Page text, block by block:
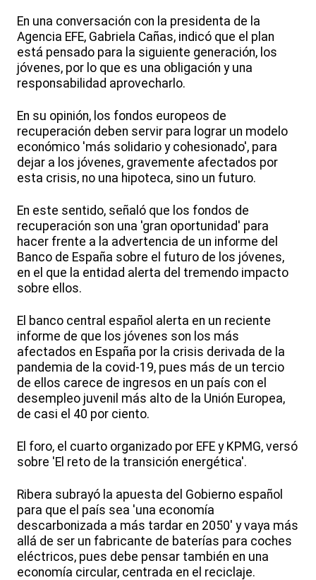
En una conversación con la presidenta de la
Agencia EFE, Gabriela Cañas, indicó que el plan
está pensado para la siguiente generación, los
jóvenes, por lo que es una obligación y una
responsabilidad aprovecharlo.
En su opinión, los fondos europeos de
recuperación deben servir para lograr un modelo
económico 'más solidario y cohesionado', para
dejar a los jóvenes, gravemente afectados por
esta crisis, no una hipoteca, sino un futuro.
En este sentido, señaló que los fondos de
recuperación son una 'gran oportunidad' para
hacer frente a la advertencia de un informe del
Banco de España sobre el futuro de los jóvenes,
en el que la entidad alerta del tremendo impacto
sobre ellos.
El banco central español alerta en un reciente
informe de que los jóvenes son los más
afectados en España por la crisis derivada de la
pandemia de la covid-19, pues más de un tercio
de ellos carece de ingresos en un país con el
desempleo juvenil más alto de la Unión Europea,
de casi el 40 por ciento.
El foro, el cuarto organizado por EFE y KPMG, versó
sobre 'El reto de la transición energética'.
Ribera subrayó la apuesta del Gobierno español
para que el país sea 'una economía
descarbonizada a más tardar en 2050' y vaya más
allá de ser un fabricante de baterías para coches
eléctricos, pues debe pensar también en una
economía circular, centrada en el reciclaje.